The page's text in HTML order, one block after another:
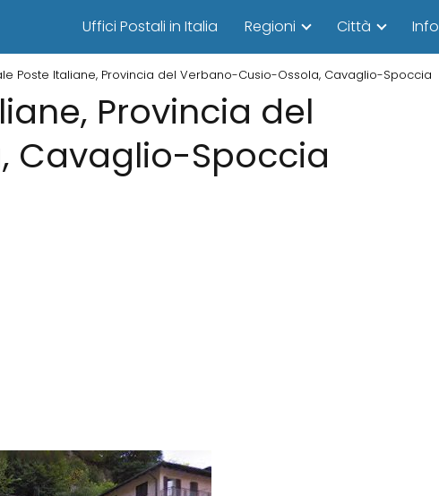
Uffici Postali in Italia Regioni Città Info
Poste Italiane, Provincia del Verbano-Cusio-Ossola, Cavaglio-Spoccia
Provincia del
Cavaglio-Spoccia